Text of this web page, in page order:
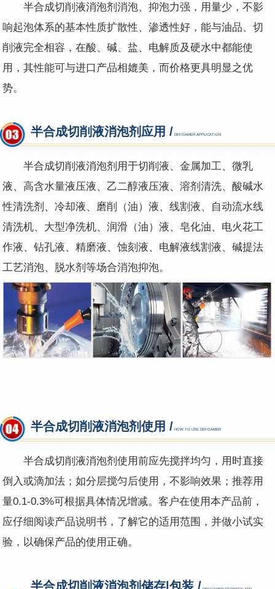
半合成切削液消泡剂消泡、抑泡力强，用量少，不影
响起泡体系的基本性质扩散性、渗透性好，能与油品、切
削液完全相容，在酸、碱、盐、电解质及硬水中都能使
用，其性能可与进口产品相媲美，而价格更具明显之优
势。
半合成切削液消泡剂应用 / DEFOAMER APPLICATION
半合成切削液消泡剂用于切削液、金属加工、微乳
液、高含水量液压液、乙二醇液压液、溶剂清洗、酸碱水
性清洗剂、冷却液、磨削（油）液、线割液、自动流水线
清洗机、大型净洗机、润滑（油）液、皂化油、电火花工
作液、钻孔液、精磨液、蚀刻液、电解液线割液、碱提法
工艺消泡、脱水剂等场合消泡抑泡。
半合成切削液消泡剂使用 / HOW TO USE DEFOAMER
半合成切削液消泡剂使用前应先搅拌均匀，用时直接
倒入或滴加法；如分层搅匀后使用，不影响效果；推荐用
量0.1-0.3%可根据具体情况增减。客户在使用本产品前，
应仔细阅读产品说明书，了解它的适用范围，并做小试实
验，以确保产品的使用正确。
半合成切削液消泡剂储存|包装 /